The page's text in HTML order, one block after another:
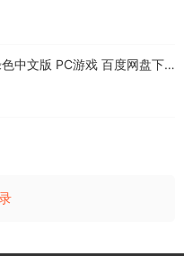
中文版 PC游戏 百度网盘下